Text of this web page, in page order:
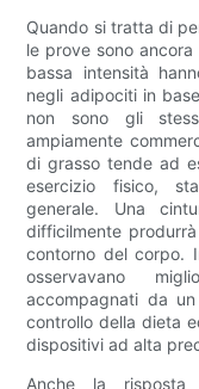
Quando si tratta di
le prove sono
bassa intensità
negli adipociti in
non sono gli
ampiamente
di grasso tende ad
esercizio fisico,
generale. Una
difficilmente
contorno del corpo.
osservavano
accompagnati da
controllo della dieta
dispositivi ad alta
Anche la